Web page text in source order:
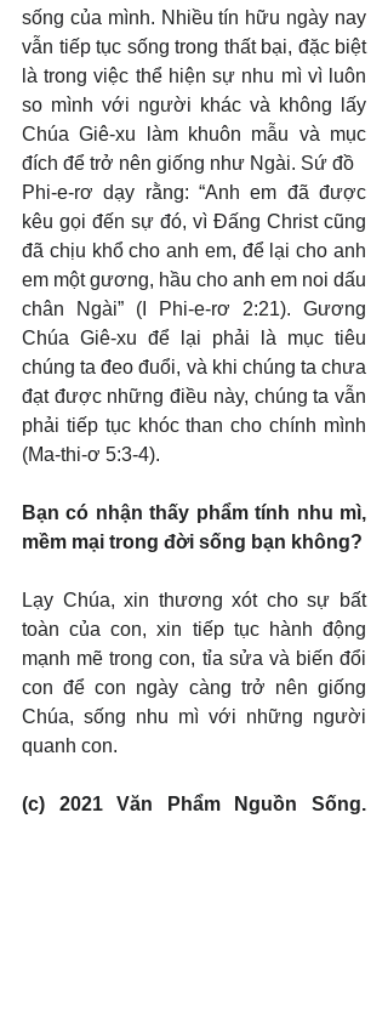
sống của mình. Nhiều tín hữu ngày nay
vẫn tiếp tục sống trong thất bại, đặc biệt
là trong việc thể hiện sự nhu mì vì luôn
so mình với người khác và không lấy
Chúa Giê-xu làm khuôn mẫu và mục
đích để trở nên giống như Ngài. Sứ đồ
Phi-e-rơ dạy rằng: “Anh em đã được
kêu gọi đến sự đó, vì Đấng Christ cũng
đã chịu khổ cho anh em, để lại cho anh
em một gương, hầu cho anh em noi dấu
chân Ngài” (I Phi-e-rơ 2:21). Gương
Chúa Giê-xu để lại phải là mục tiêu
chúng ta đeo đuổi, và khi chúng ta chưa
đạt được những điều này, chúng ta vẫn
phải tiếp tục khóc than cho chính mình
(Ma-thi-ơ 5:3-4).
Bạn có nhận thấy phẩm tính nhu mì,
mềm mại trong đời sống bạn không?
Lạy Chúa, xin thương xót cho sự bất
toàn của con, xin tiếp tục hành động
mạnh mẽ trong con, tỉa sửa và biến đổi
con để con ngày càng trở nên giống
Chúa, sống nhu mì với những người
quanh con.
(c) 2021 Văn Phẩm Nguồn Sống.